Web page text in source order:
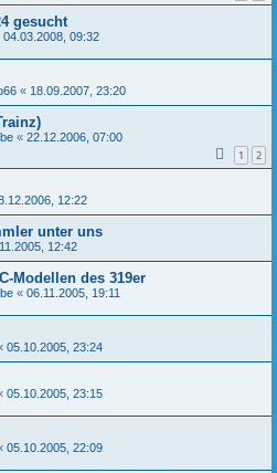
gesucht
04.03.2008, 09:32
« 18.09.2007, 23:20
« 22.12.2006, 07:00
1 2
12:22
unter uns
12:42
Modellen des 319er
« 06.11.2005, 19:11
05.10.2005, 23:24
05.10.2005, 23:15
05.10.2005, 22:09